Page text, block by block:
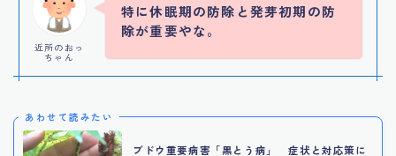
近所のおっ
ちゃん
特に休眠期の防除と発芽初期の防
除が重要やな。
あわせて読みたい
ブドウ重要病害「黒とう病」 症状と対応策に